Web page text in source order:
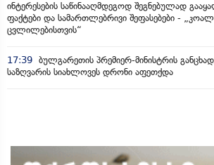
ინტერესების საწინააღმდეგოდ შეგნებულად
ფაქტები და სამართლებრივი შეფასებები -
ცვლილებისთვის“
17:39 ბულგარეთის პრემიერ-მინისტრის
საზღვარის სიახლოვეს დრონი აფეთქდა